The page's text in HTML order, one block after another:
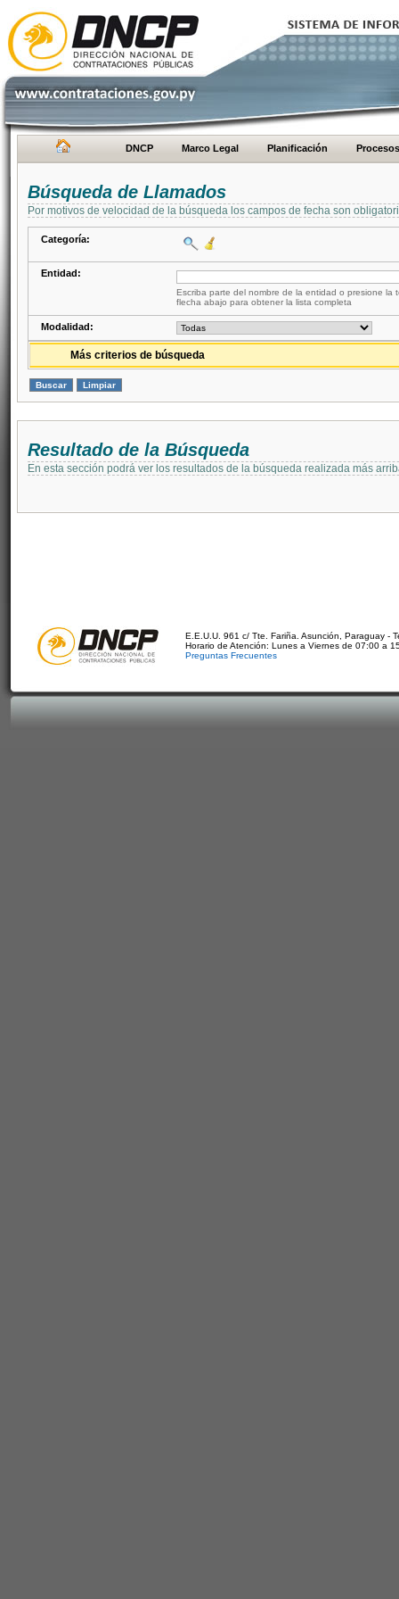
DNCP Marco Legal Planificación Procesos
Búsqueda de Llamados
Por motivos de velocidad de la búsqueda los campos de fecha son
Categoría:
Entidad:
Escriba parte del nombre de la entidad o presione la
flecha abajo para obtener la lista completa
Modalidad:
Más criterios de búsqueda
Resultado de la Búsqueda
En esta sección podrá ver los resultados de la búsqueda realizada más
E.E.U.U. 961 c/ Tte. Fariña. Asunción, Paraguay -
Horario de Atención: Lunes a Viernes de 07:00 a
Preguntas Frecuentes